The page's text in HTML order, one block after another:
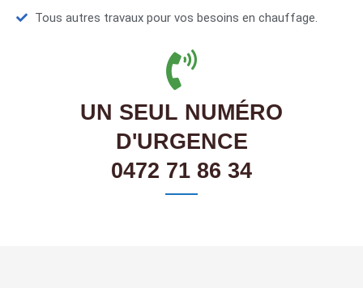
Tous autres travaux pour vos besoins en chauffage.
UN SEUL NUMÉRO
D'URGENCE
0472 71 86 34